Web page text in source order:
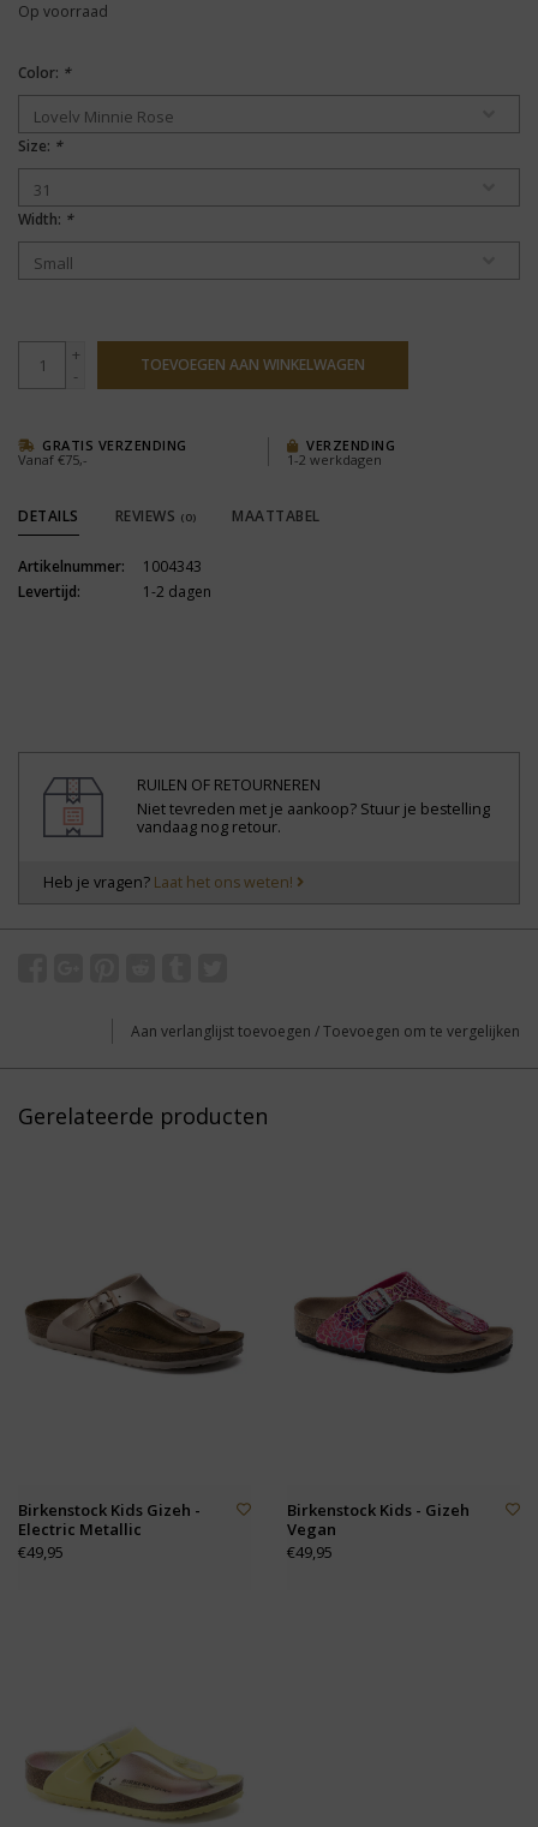
Op voorraad
Color: *
Size: *
Width: *
+
-
TOEVOEGEN AAN WINKELWAGEN
GRATIS VERZENDING
Vanaf €75,-
VERZENDING
1-2 werkdagen
DETAILS REVIEWS (0) MAATTABEL
Artikelnummer:
1004343
Levertijd:
1-2 dagen
RUILEN OF RETOURNEREN
Niet tevreden met je aankoop? Stuur je bestelling
vandaag nog retour.
Heb je vragen? Laat het ons weten!
Aan verlanglijst toevoegen /Toevoegen om te vergelijken
Gerelateerde producten
Birkenstock Kids Gizeh -
Electric Metallic
€49,95
Birkenstock Kids - Gizeh
Vegan
€49,95